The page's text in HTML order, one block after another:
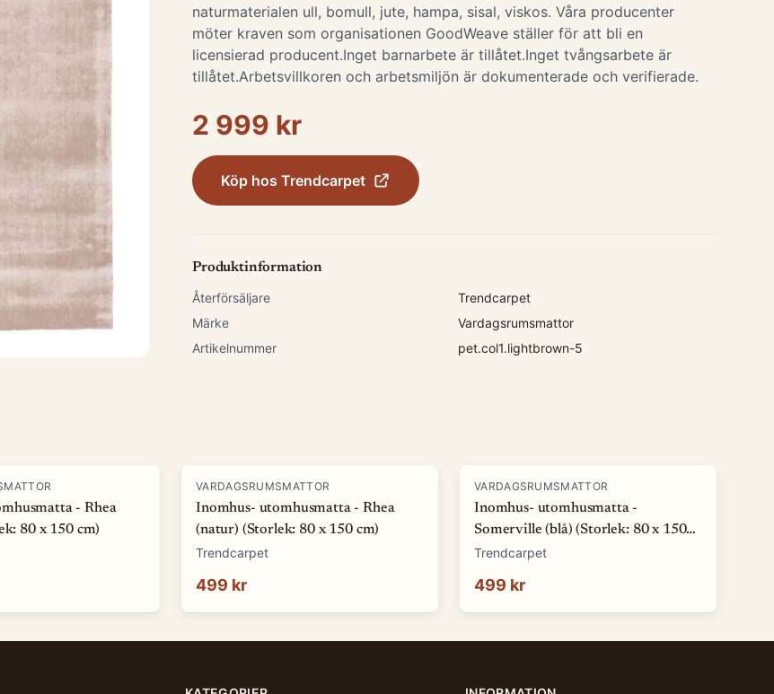
naturmaterialen ull, bomull, jute, hampa, sisal, viskos. Våra producenter
möter kraven som organisationen GoodWeave ställer för att bli en
licensierad producent.Inget barnarbete är tillåtet.Inget tvångsarbete är
tillåtet.Arbetsvillkoren och arbetsmiljön är dokumenterade och verifierade.
2 999 kr
Köp hos Trendcarpet
Produktinformation
Återförsäljare
Trendcarpet
Märke
Vardagsrumsmattor
Artikelnummer
pet.col1.lightbrown-5
- Rhea
80 x 150 cm)
VARDAGSRUMSMATTOR
Inomhus- utomhusmatta - Rhea
(natur) (Storlek: 80 x 150 cm)
Trendcarpet
499 kr
VARDAGSRUMSMATTOR
Inomhus- utomhusmatta -
Somerville (blå) (Storlek: 80 x 150
cm)
Trendcarpet
499 kr